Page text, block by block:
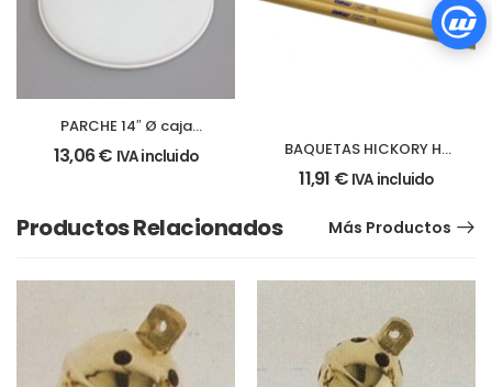
PARCHE 14″ Ø caja
batidor (35,5 cm)
13,06€ IVA incluido
BAQUETAS HICKORY H-
115 par
11,91 € IVA incluido
Productos Relacionados Más Productos